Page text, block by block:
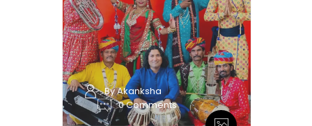
By Akanksha
0 Comments